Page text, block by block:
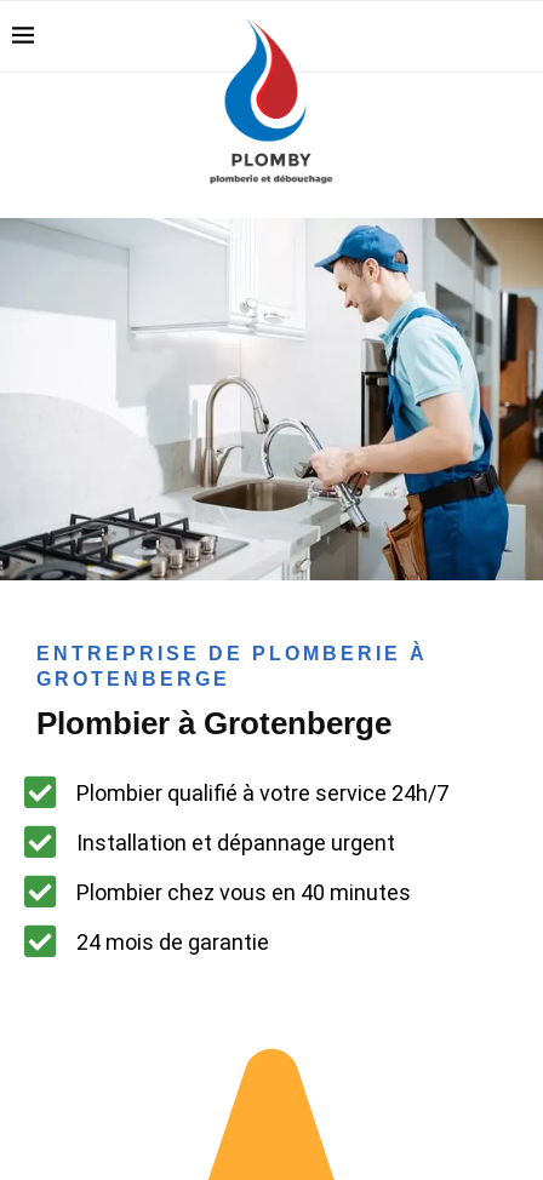
ENTREPRISE DE PLOMBERIE À
GROTENBERGE
Plombier à Grotenberge
Plombier qualifié à votre service 24h/7
Installation et dépannage urgent
Plombier chez vous en 40 minutes
24 mois de garantie